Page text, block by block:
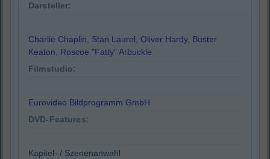
Darsteller:
Charlie Chaplin, Stan Laurel, Oliver Hardy, Buster
Keaton, Roscoe "Fatty" Arbuckle
Filmstudio:
Eurovideo Bildprogramm GmbH
DVD-Features:
Kapitel- / Szenenanwahl